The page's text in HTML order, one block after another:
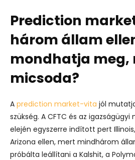
Prediction
három állam
mondhatja meg,
micsoda?
A prediction market-vita jól
szükség. A CFTC és az
elején egyszerre indított pert
Arizona ellen, mert mindhárom
próbálta leállítani a Kalshit, a